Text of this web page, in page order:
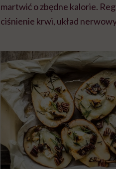
martwić o zbędne kalorie.
ciśnienie krwi, układ